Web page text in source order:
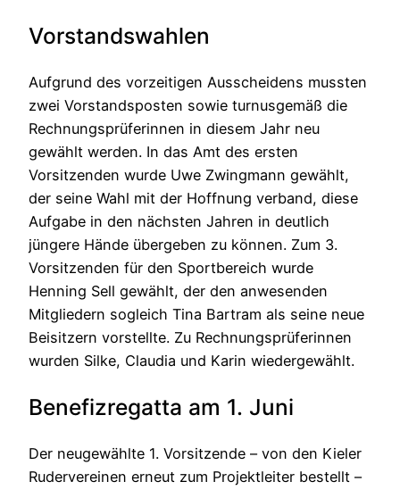
Vorstandswahlen
Aufgrund des vorzeitigen Ausscheidens mussten
zwei Vorstandsposten sowie turnusgemäß die
Rechnungsprüferinnen in diesem Jahr neu
gewählt werden. In das Amt des ersten
Vorsitzenden wurde Uwe Zwingmann gewählt,
der seine Wahl mit der Hoffnung verband, diese
Aufgabe in den nächsten Jahren in deutlich
jüngere Hände übergeben zu können. Zum 3.
Vorsitzenden für den Sportbereich wurde
Henning Sell gewählt, der den anwesenden
Mitgliedern sogleich Tina Bartram als seine neue
Beisitzern vorstellte. Zu Rechnungsprüferinnen
wurden Silke, Claudia und Karin wiedergewählt.
Benefizregatta am 1. Juni
Der neugewählte 1. Vorsitzende – von den Kieler
Rudervereinen erneut zum Projektleiter bestellt –